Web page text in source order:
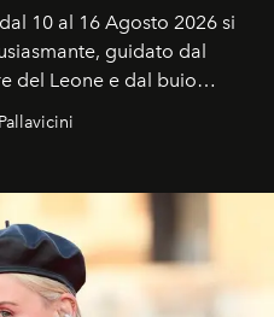
10 al 16 Agosto 2026 si
guidato dal
del Leone e dal buio
Leone del 12 agosto,